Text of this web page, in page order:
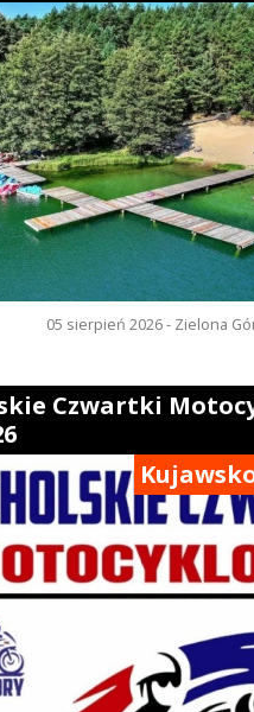
05 sierpień 2026 - Zielona
Czwartki